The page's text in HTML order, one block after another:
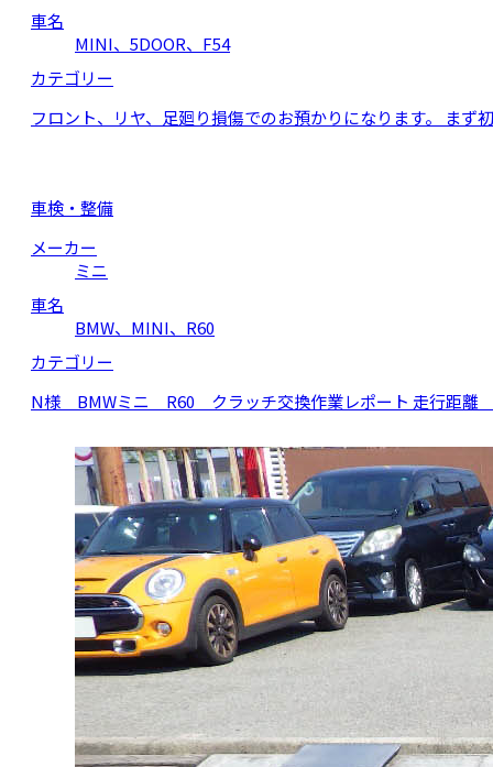
車名
MINI、5DOOR、F54
カテゴリー
フロント、リヤ、足廻り損傷でのお預かりになります。 ま
車検・整備
メーカー
ミニ
車名
BMW、MINI、R60
カテゴリー
N様 BMWミニ R60 クラッチ交換作業レポート 走行距離